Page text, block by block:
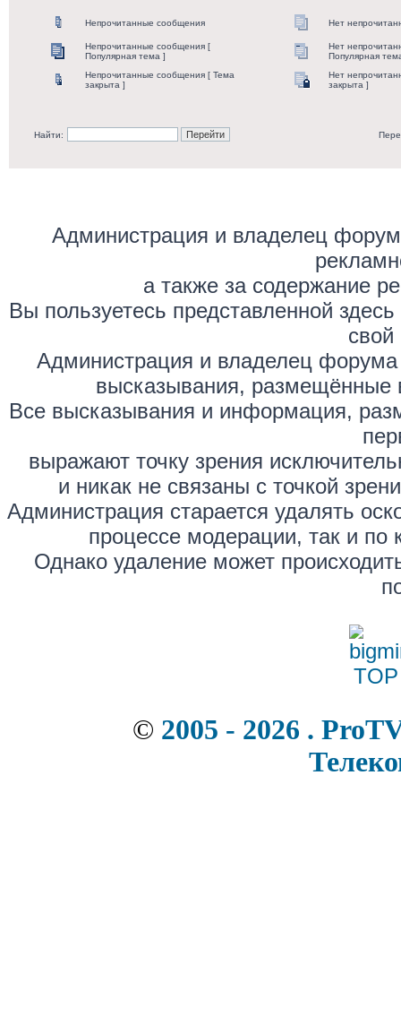
Непрочитанные сообщения Нет
Непрочитанные сообщения [
Популярная тема ]
Нет
Популярная
Непрочитанные сообщения [ Тема
закрыта ]
Нет
закрыта ]
Найти:
Администрация и владелец
а также за содержание
Вы пользуетесь представленной
свой
Администрация и владелец форума
высказывания, размещённые
Все высказывания и информация,
выражают точку зрения
и никак не связаны с точкой
Администрация старается удалять
процессе модерации, так и по
Однако удаление может
© 2005 - 2026 .